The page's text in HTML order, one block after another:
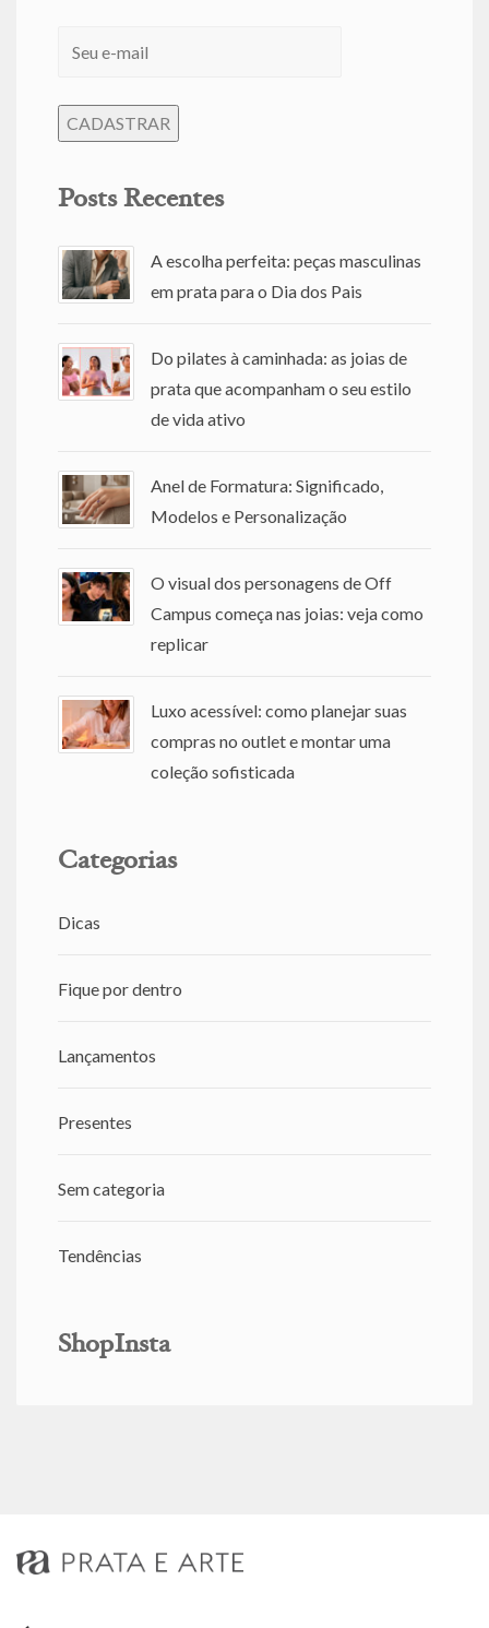
Posts Recentes
A escolha perfeita: peças masculinas
em prata para o Dia dos Pais
Do pilates à caminhada: as joias de
prata que acompanham o seu estilo
de vida ativo
Anel de Formatura: Significado,
Modelos e Personalização
O visual dos personagens de Off
Campus começa nas joias: veja como
replicar
Luxo acessível: como planejar suas
compras no outlet e montar uma
coleção sofisticada
Categorias
Dicas
Fique por dentro
Lançamentos
Presentes
Sem categoria
Tendências
ShopInsta